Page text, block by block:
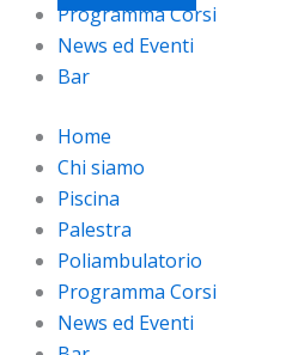
Programma Corsi
News ed Eventi
Bar
Home
Chi siamo
Piscina
Palestra
Poliambulatorio
Programma Corsi
News ed Eventi